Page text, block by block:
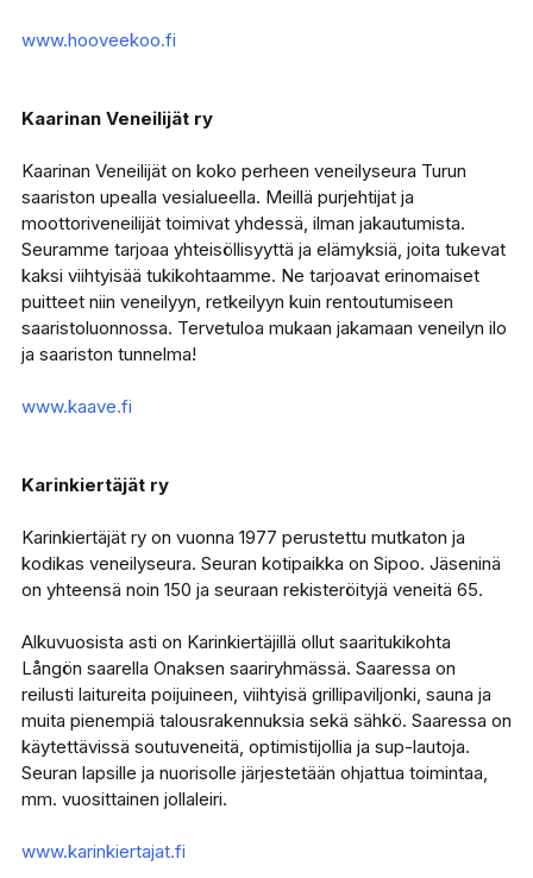
www.hooveekoo.fi
Kaarinan Veneilijät ry
Kaarinan Veneilijät on koko perheen veneilyseura Turun
saariston upealla vesialueella. Meillä purjehtijat ja
moottoriveneilijät toimivat yhdessä, ilman jakautumista.
Seuramme tarjoaa yhteisöllisyyttä ja elämyksiä, joita tukevat
kaksi viihtyisää tukikohtaamme. Ne tarjoavat erinomaiset
puitteet niin veneilyyn, retkeilyyn kuin rentoutumiseen
saaristoluonnossa. Tervetuloa mukaan jakamaan veneilyn ilo
ja saariston tunnelma!
www.kaave.fi
Karinkiertäjät ry
Karinkiertäjät ry on vuonna 1977 perustettu mutkaton ja
kodikas veneilyseura. Seuran kotipaikka on Sipoo. Jäseninä
on yhteensä noin 150 ja seuraan rekisteröityjä veneitä 65.
Alkuvuosista asti on Karinkiertäjillä ollut saaritukikohta
Långön saarella Onaksen saariryhmässä. Saaressa on
reilusti laitureita poijuineen, viihtyisä grillipaviljonki, sauna ja
muita pienempiä talousrakennuksia sekä sähkö. Saaressa on
käytettävissä soutuveneitä, optimistijollia ja sup-lautoja.
Seuran lapsille ja nuorisolle järjestetään ohjattua toimintaa,
mm. vuosittainen jollaleiri.
www.karinkiertajat.fi